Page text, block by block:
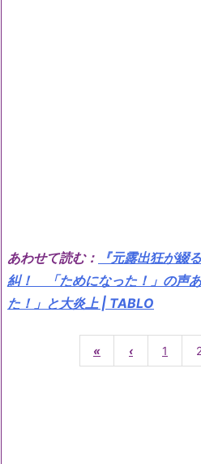
あわせて読む：
『元露出狂が綴
糾！ 「ためになった！」の声
た！」と大炎上 | TABLO
« ‹ 1